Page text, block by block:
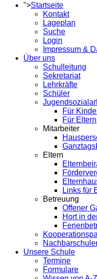
">Startseite
Kontakt
Lageplan
Suche
Login
Impressum &
Über uns
Schulleitung
Sekretariat
Lehrkräfte
Schüler
Für
Für Eltern
Mitarbeiter
Eltern
Links für
Betreuung
Offener
Hort in
Unsere Schule
Termine
Formulare